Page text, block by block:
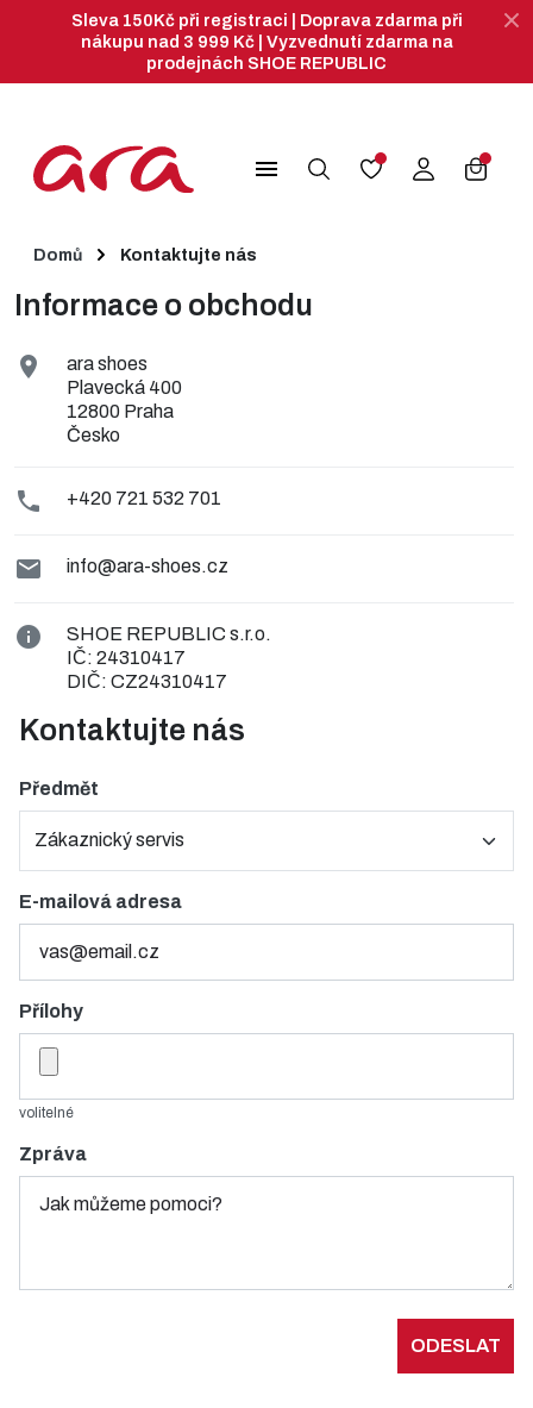
Sleva 150Kč při registraci | Doprava zdarma při
nákupu nad 3 999 Kč | Vyzvednutí zdarma na
prodejnách SHOE REPUBLIC
menu
Domů Kontaktujte nás
Informace o obchodu

ara shoes
Plavecká 400
12800 Praha
Česko
 +420 721 532 701
 info@ara-shoes.cz

SHOE REPUBLIC s.r.o.
IČ: 24310417
DIČ: CZ24310417
Kontaktujte nás
Předmět
E-mailová adresa
Přílohy
volitelné
Zpráva